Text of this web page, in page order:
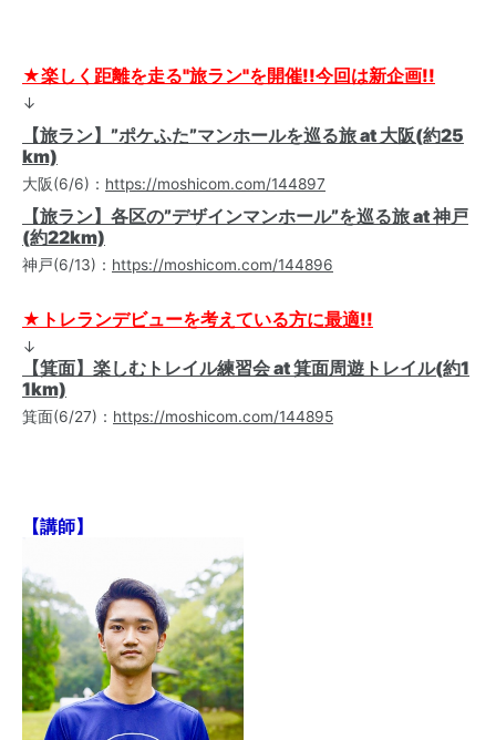
★楽しく距離を走る"旅ラン"を開催!!今回は新企画!!
↓
【旅ラン】”ポケふた”マンホールを巡る旅 at 大阪(約25
km)
大阪(6/6)： https://moshicom.com/144897
【旅ラン】各区の”デザインマンホール”を巡る旅 at 神戸
(約22km)
神戸(6/13)： https://moshicom.com/144896
★トレランデビューを考えている方に最適!!
↓
【箕面】楽しむトレイル練習会 at 箕面周遊トレイル(約1
1km)
箕面(6/27)： https://moshicom.com/144895
【講師】